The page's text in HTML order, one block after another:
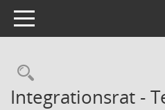
Toggle navigation
Integrationsrat -